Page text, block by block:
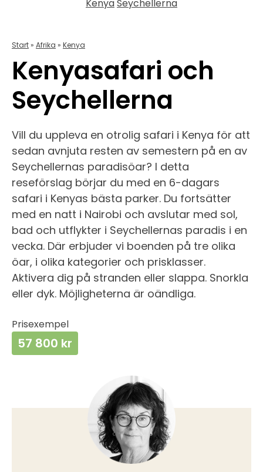
KenyaSeychellerna
Start» Afrika » Kenya
Kenyasafari och
Seychellerna
Vill du uppleva en otrolig safari i Kenya för att
sedan avnjuta resten av semestern på en av
Seychellernas paradisöar? I detta
reseförslag börjar du med en 6-dagars
safari i Kenyas bästa parker. Du fortsätter
med en natt i Nairobi och avslutar med sol,
bad och utflykter i Seychellernas paradis i en
vecka. Där erbjuder vi boenden på tre olika
öar, i olika kategorier och prisklasser.
Aktivera dig på stranden eller slappa. Snorkla
eller dyk. Möjligheterna är oändliga.
Prisexempel
57 800 kr